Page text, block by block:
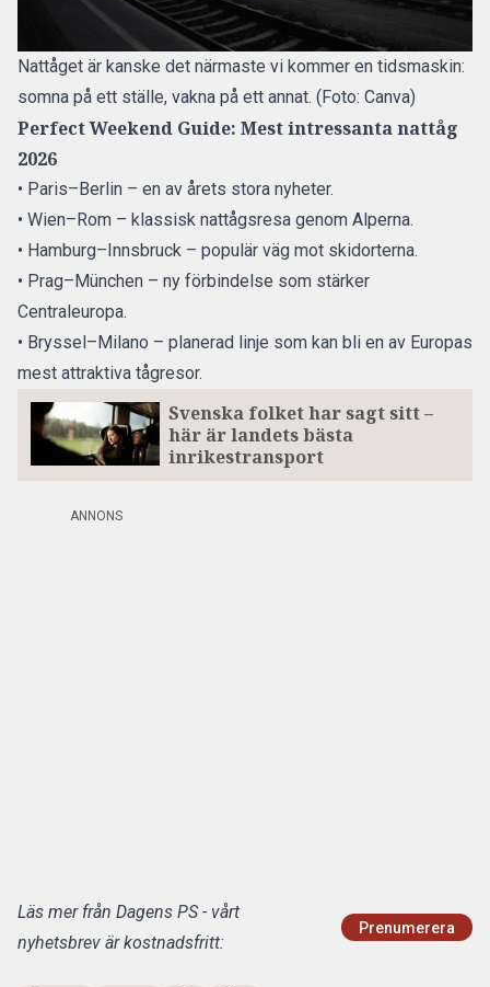
Nattåget är kanske det närmaste vi kommer en tidsmaskin:
somna på ett ställe, vakna på ett annat. (Foto: Canva)
Perfect Weekend Guide: Mest intressanta nattåg
2026
• Paris–Berlin – en av årets stora nyheter.
• Wien–Rom – klassisk nattågsresa genom Alperna.
• Hamburg–Innsbruck – populär väg mot skidorterna.
• Prag–München – ny förbindelse som stärker
Centraleuropa.
• Bryssel–Milano – planerad linje som kan bli en av Europas
mest attraktiva tågresor.
Svenska folket har sagt sitt –
här är landets bästa
inrikestransport
ANNONS
Läs mer från Dagens PS - vårt
nyhetsbrev är kostnadsfritt:
Prenumerera